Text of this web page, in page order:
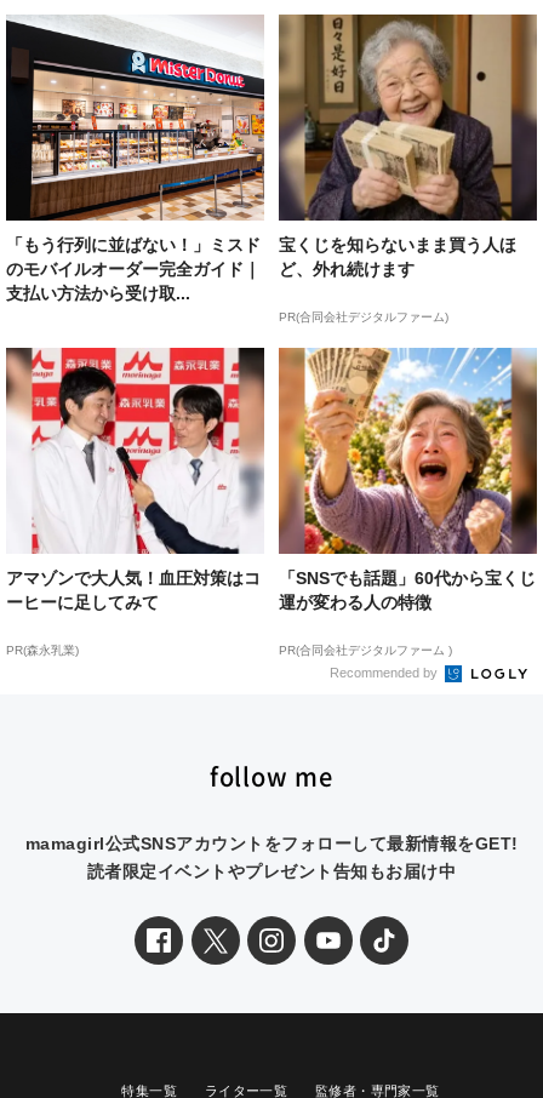
「もう行列に並ばない！」ミスド
のモバイルオーダー完全ガイド｜
支払い方法から受け取...
宝くじを知らないまま買う人ほ
ど、外れ続けます
PR(合同会社デジタルファーム)
アマゾンで大人気！血圧対策はコ
ーヒーに足してみて
PR(森永乳業)
「SNSでも話題」60代から宝くじ
運が変わる人の特徴
PR(合同会社デジタルファーム )
Recommended by
follow me
mamagirl公式SNSアカウントをフォローして最新情報をGET!
読者限定イベントやプレゼント告知もお届け中
特集一覧 ライター一覧 監修者・専門家一覧